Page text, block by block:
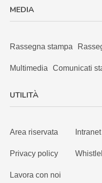
MEDIA
Rassegna stampa
Multimedia Comunicati
UTILITÀ
Area riservata Intranet
Privacy policy
Lavora con noi